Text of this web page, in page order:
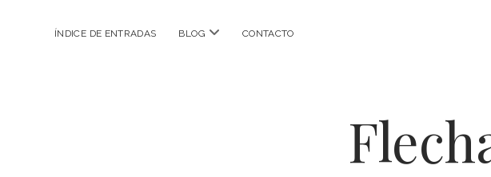
ÍNDICE DE ENTRADAS BLOG abrir
CONTACTO